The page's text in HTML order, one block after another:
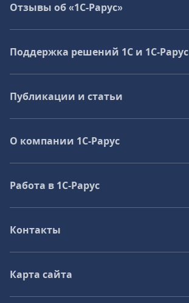
Отзывы об «1С-Рарус»
Поддержка решений 1С и 1С‑Рарус
Публикации и статьи
О компании 1C-Рарус
Работа в 1С‑Рарус
Контакты
Карта сайта